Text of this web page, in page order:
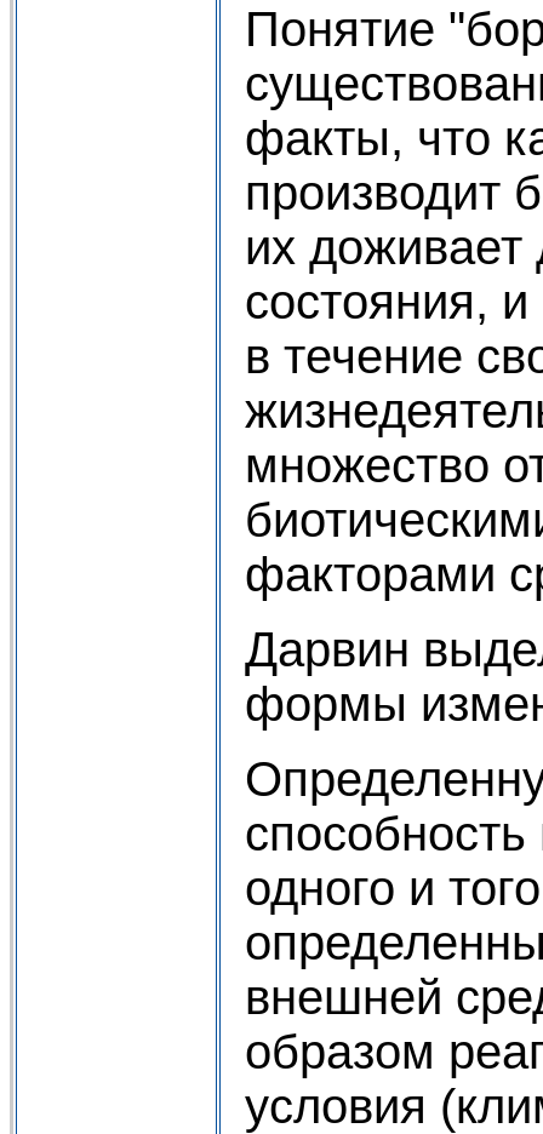
Понятие
факты, что
производит
их доживает
состояния,
в течение
множество
факторами
Дарвин
формы
одного и
внешней
образом
условия